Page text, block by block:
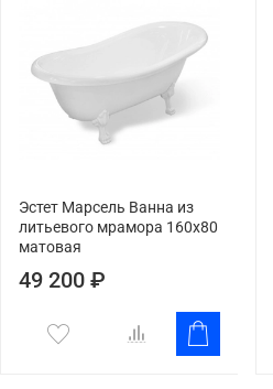
Эстет Марсель Ванна из
литьевого мрамора 160x80
матовая
49 200 ₽